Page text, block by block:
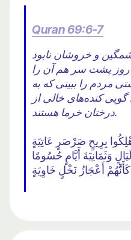
Quran 69:6-7
و خروشان نابود
پشت سر هم آن را
مردم را ببینی که به
کنده‌های خالی از
درختان خرما هستند.
وَثَمَانِيَةَ أَيَّامٍ حُسُومًا
أَعْجَازُ نَخْلٍ خَاوِيَةٍ